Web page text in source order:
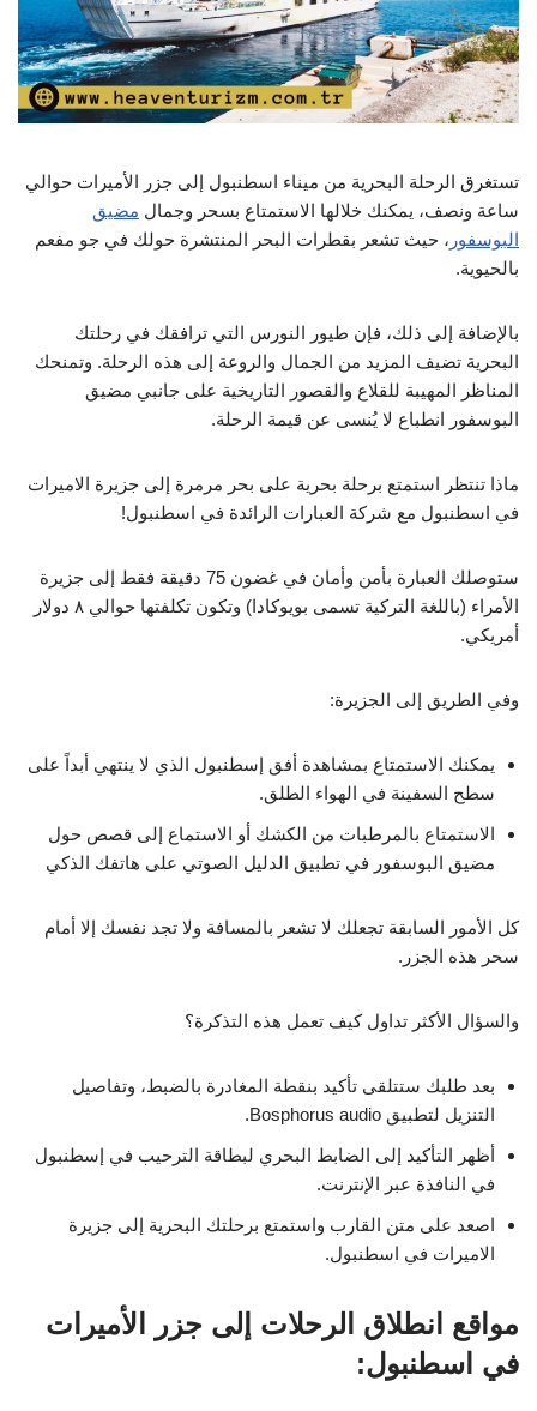
تستغرق الرحلة البحرية من ميناء اسطنبول إلى جزر الأميرات حوالي
ساعة ونصف، يمكنك خلالها الاستمتاع بسحر وجمال مضيق
البوسفور ، حيث تشعر بقطرات البحر المنتشرة حولك في جو مفعم
بالحيوية.
بالإضافة إلى ذلك، فإن طيور النورس التي ترافقك في رحلتك
البحرية تضيف المزيد من الجمال والروعة إلى هذه الرحلة. وتمنحك
المناظر المهيبة للقلاع والقصور التاريخية على جانبي مضيق
البوسفور انطباع لا يُنسى عن قيمة الرحلة.
ماذا تنتظر استمتع برحلة بحرية على بحر مرمرة إلى جزيرة الاميرات
في اسطنبول مع شركة العبارات الرائدة في اسطنبول!
ستوصلك العبارة بأمن وأمان في غضون 75 دقيقة فقط إلى جزيرة
الأمراء (باللغة التركية تسمى بويوكادا) وتكون تكلفتها حوالي ٨ دولار
أمريكي.
وفي الطريق إلى الجزيرة:
يمكنك الاستمتاع بمشاهدة أفق إسطنبول الذي لا ينتهي أبداً على
سطح السفينة في الهواء الطلق.
الاستمتاع بالمرطبات من الكشك أو الاستماع إلى قصص حول
مضيق البوسفور في تطبيق الدليل الصوتي على هاتفك الذكي
كل الأمور السابقة تجعلك لا تشعر بالمسافة ولا تجد نفسك إلا أمام
سحر هذه الجزر.
والسؤال الأكثر تداول كيف تعمل هذه التذكرة؟
بعد طلبك ستتلقى تأكيد بنقطة المغادرة بالضبط، وتفاصيل
التنزيل لتطبيق Bosphorus audio.
أظهر التأكيد إلى الضابط البحري لبطاقة الترحيب في إسطنبول
في النافذة عبر الإنترنت.
اصعد على متن القارب واستمتع برحلتك البحرية إلى جزيرة
الاميرات في اسطنبول.
مواقع انطلاق الرحلات إلى جزر الأميرات
في اسطنبول: